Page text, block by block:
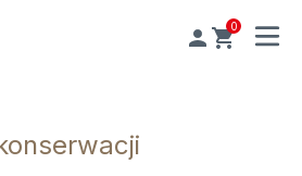
0
MENU